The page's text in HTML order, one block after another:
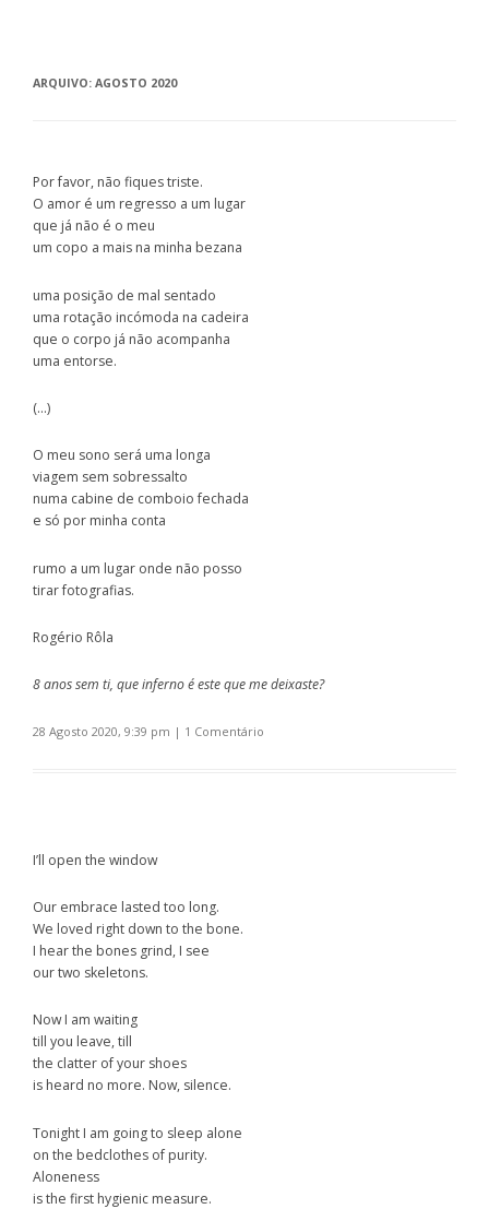
ARQUIVO: AGOSTO 2020
Por favor, não fiques triste.
O amor é um regresso a um lugar
que já não é o meu
um copo a mais na minha bezana
uma posição de mal sentado
uma rotação incómoda na cadeira
que o corpo já não acompanha
uma entorse.
(…)
O meu sono será uma longa
viagem sem sobressalto
numa cabine de comboio fechada
e só por minha conta
rumo a um lugar onde não posso
tirar fotografias.
Rogério Rôla
8 anos sem ti, que inferno é este que me deixaste?
28 Agosto 2020, 9:39 pm | 1 Comentário
I’ll open the window
Our embrace lasted too long.
We loved right down to the bone.
I hear the bones grind, I see
our two skeletons.
Now I am waiting
till you leave, till
the clatter of your shoes
is heard no more. Now, silence.
Tonight I am going to sleep alone
on the bedclothes of purity.
Aloneness
is the first hygienic measure.